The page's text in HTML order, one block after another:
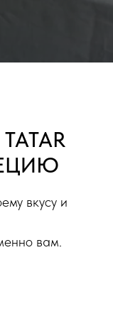
тем
вкусу и
вам.